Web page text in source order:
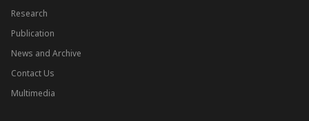
Research
Publication
News and Archive
Contact Us
Multimedia